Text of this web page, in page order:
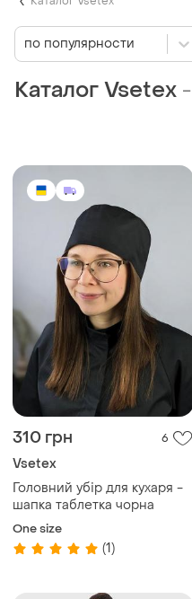
Каталог Vsetex -
310 грн 6
Vsetex
Головний убір для кухаря -
шапка таблетка чорна
One size
(1)
по популярности